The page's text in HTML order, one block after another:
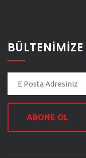
BÜLTENIMIZE
ABONE OL